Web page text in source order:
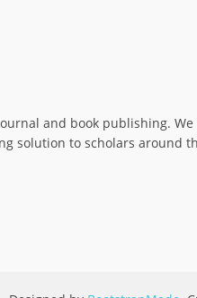
and book publishing. We
solution to scholars around